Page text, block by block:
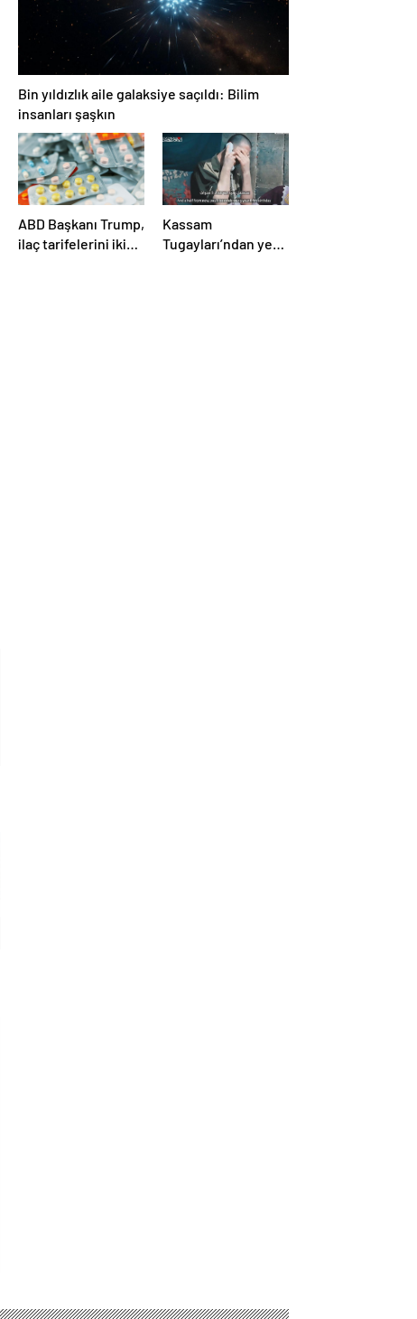
Bin yıldızlık aile galaksiye saçıldı: Bilim
insanları şaşkın
ABD Başkanı Trump,
ilaç tarifelerini iki
Kassam
Tugayları’ndan yeni